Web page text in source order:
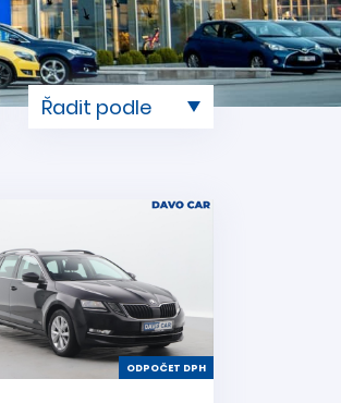
ODPOČET DPH